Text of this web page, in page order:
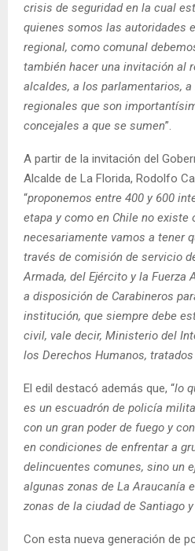
crisis de seguridad en la cual
quienes somos las autoridades
regional, como comunal
también hacer una invitación al
alcaldes, a los parlamentarios,
regionales que son
concejales a que se sumen”.
A partir de la invitación del
Alcalde de La Florida, Rodolfo
“proponemos entre 400 y 600
etapa y como en Chile no existe
necesariamente vamos a tener
través de comisión de servicio
Armada, del Ejército y la Fuerza
a disposición de Carabineros
institución, que siempre debe
civil, vale decir, Ministerio del
los Derechos Humanos,
El edil destacó además que, “lo
es un escuadrón de policía
con un gran poder de fuego y
en condiciones de enfrentar a
delincuentes comunes, sino un
algunas zonas de La Araucanía
zonas de la ciudad de Santiago
Con esta nueva generación de